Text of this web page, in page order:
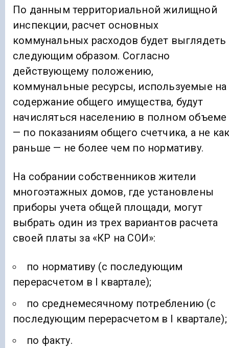
По данным территориальной жилищной
инспекции, расчет основных
коммунальных расходов будет выглядеть
следующим образом. Согласно
действующему положению,
коммунальные ресурсы, используемые на
содержание общего имущества, будут
начисляться населению в полном объеме
— по показаниям общего счетчика, а не
раньше — не более чем по нормативу.
На собрании собственников жители
многоэтажных домов, где установлены
приборы учета общей площади, могут
выбрать один из трех вариантов расчета
своей платы за «КР на СОИ»:
по нормативу (с последующим
перерасчетом в I квартале);
по среднемесячному потреблению (с
последующим перерасчетом в I квартале);
по факту.